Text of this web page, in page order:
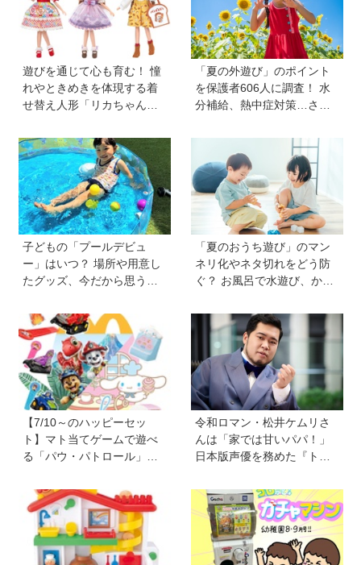
遊びを通じて心も育む！ 憧
れやときめきを体現する着
せ替え人形「リカちゃん」
けよう
「夏の外遊び」のポイント
を保護者606人に調査！ 水
分補給、熱中症対策…さら
イデア」も【HugKum総
子どもの「プールデビュ
ー」はいつ？ 場所や用意し
たグッズ、今だから思う
ピソードを紹介《HugKum
総研》
「夏のおうち遊び」のマン
ネリ化やネタ切れをどう防
ぐ？ お風呂で水遊び、かき
に聞いたアイデアを紹介！
【HugKum総研】
【7/10～のハッピーセッ
ト】マト当てゲームで遊べ
る「パウ・パトロール」＆
「シナモロール」が登場！
新しい「ほんのハッピーセ
ット」にも注目
令和ロマン・松井ケムリさ
んは「家では甘いパパ！」
日本版声優を務めた『ト
ジタル機器と子どもの関わ
り方に悩むパパママに観て
ほしい。子どもが観ればお
もちゃへの気持ちが変わる
かも！？」